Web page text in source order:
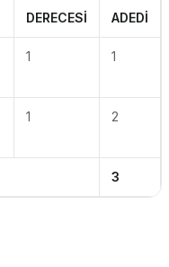
DERECESİ ADEDİ
1 1
1 2
3